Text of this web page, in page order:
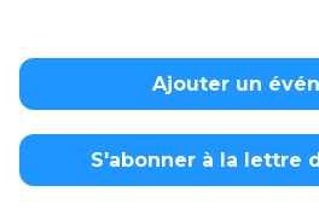
Ajouter un
S'abonner à la lettre